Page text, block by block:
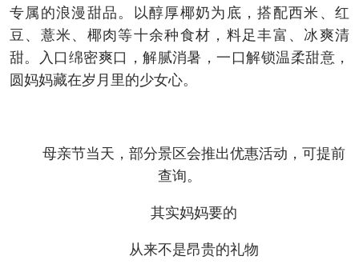
专属的浪漫甜品。以醇厚椰奶为底，搭配西米、红
豆、薏米、椰肉等十余种食材，料足丰富、冰爽清
甜。入口绵密爽口，解腻消暑，一口解锁温柔甜意，
圆妈妈藏在岁月里的少女心。
母亲节当天，部分景区会推出优惠活动，可提前
查询。
其实妈妈要的
从来不是昂贵的礼物